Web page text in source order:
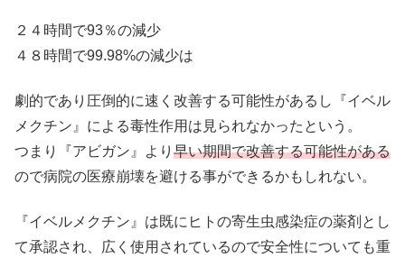
２４時間で93％の減少
４８時間で99.98%の減少は
劇的であり圧倒的に速く改善する可能性があるし『イベル
メクチン』による毒性作用は見られなかったという。
つまり『アビガン』より 早い期間で改善する可能性がある
ので病院の医療崩壊を避ける事ができるかもしれない。
『イベルメクチン』は既にヒトの寄生虫感染症の薬剤とし
て承認され、広く使用されているので安全性についても重